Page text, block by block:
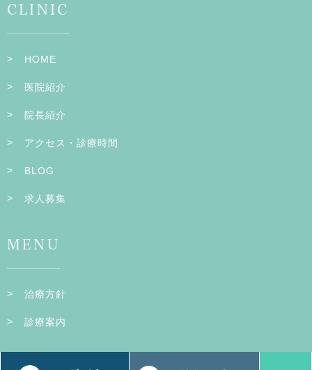
CLINIC
HOME
医院紹介
院長紹介
アクセス・診療時間
BLOG
求人募集
MENU
治療方針
診療案内